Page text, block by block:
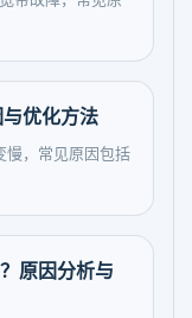
优化方法
慢，常见原因包括
原因分析与